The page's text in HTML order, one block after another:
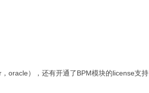
oracle），还有开通了BPM模块的license支持